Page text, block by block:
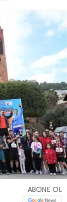
ABONE OL